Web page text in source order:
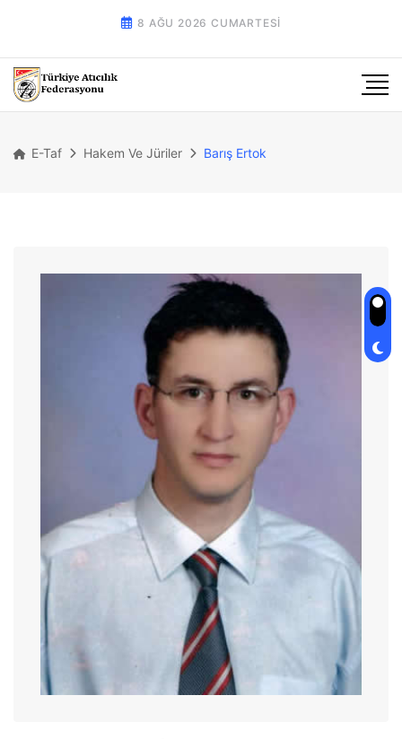
8 AĞU 2026 CUMARTESI
E-Taf Hakem Ve Jüriler Barış Ertok